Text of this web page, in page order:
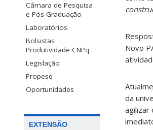
Câmara de Pesquisa
e Pós-Graduação
Laboratórios
Bolsistas
Produtividade CNPq
Legislação
Propesq
Oportunidades
EXTENSÃO
Novo
da
agilizar